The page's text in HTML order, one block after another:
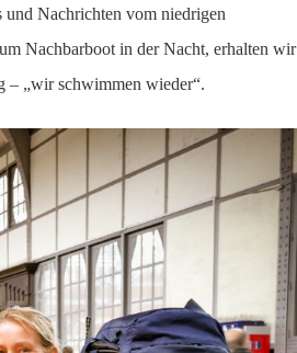
und Nachrichten vom niedrigen
Nachbarboot in der Nacht, erhalten wir
– „wir schwimmen wieder“.